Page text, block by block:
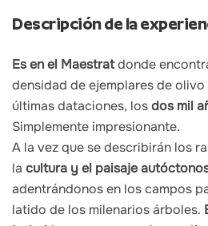
Descripción de la
Es en el Maestratdonde
densidad de ejemplares de
últimas dataciones, losdos mil
Simplemente impresionante.
A la vez que se describirán los
la cultura y el paisaje
adentrándonos en los campos
latido de los milenarios árboles.